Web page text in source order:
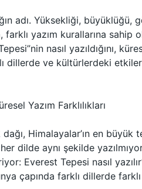
adı. Yüksekliği,
farklı yazım kurallarına
nasıl yazıldığını,
dillerde ve kültürlerdeki
Yazım Farklılıkları
dağı, Himalayalar’ın en
dilde aynı şekilde
Everest Tepesi nasıl
çapında farklı dillerde farklı